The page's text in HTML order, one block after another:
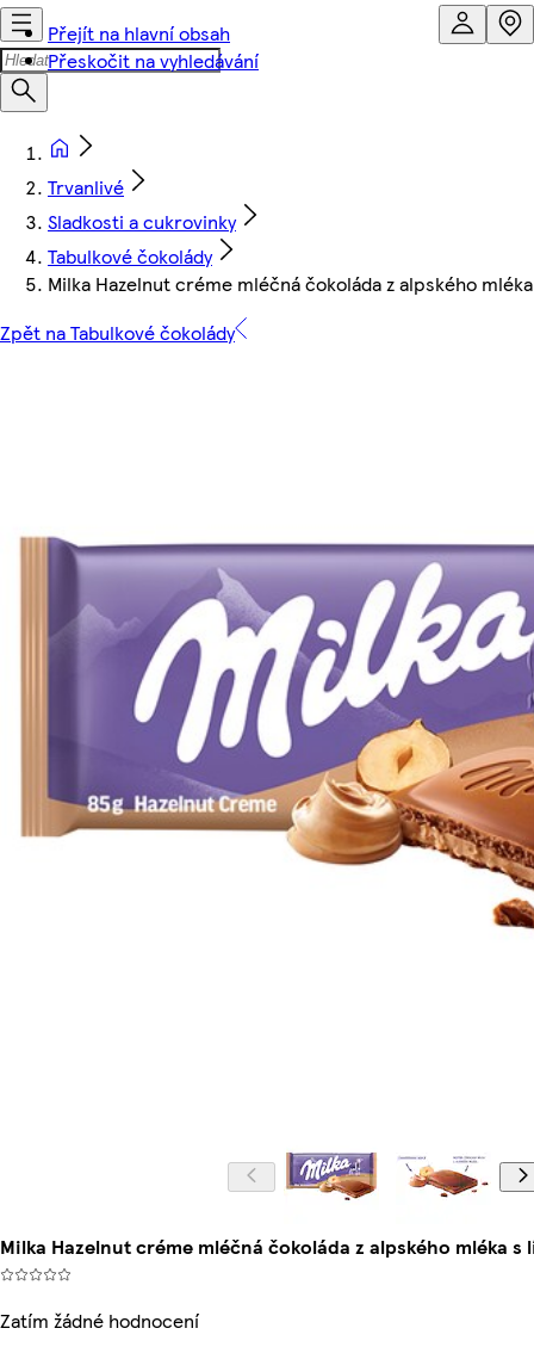
Přejít na hlavní obsah
Přeskočit na vyhledávání
Trvanlivé
Sladkosti a cukrovinky
Tabulkové čokolády
Milka Hazelnut créme mléčná čokoláda z alpského
Zpět na Tabulkové čokolády
Milka Hazelnut créme mléčná čokoláda z alpského mléka
Zatím žádné hodnocení